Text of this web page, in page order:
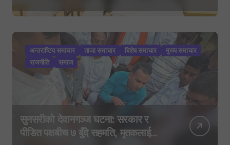
यात्राको घोषणा तयारी!
अन्तराष्टिय समाचार ताजा समाचार बिशेष समाचार
मुख्य समाचार
राजनीति
समाज
सुनसरीको देवानगञ्ज घटना: सरकार र
पीडित पक्षबीच ७ बुँदे सहमति, मृतकलाई